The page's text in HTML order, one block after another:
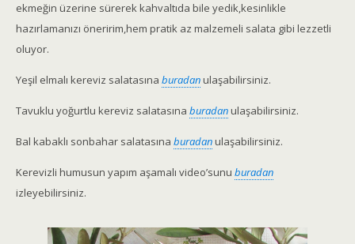
ekmeğin üzerine sürerek kahvaltıda bile yedik,kesinlikle
hazırlamanızı öneririm,hem pratik az malzemeli salata gibi lezzetli
oluyor.
Yeşil elmalı kereviz salatasına buradanulaşabilirsiniz.
Tavuklu yoğurtlu kereviz salatasına buradanulaşabilirsiniz.
Bal kabaklı sonbahar salatasına buradanulaşabilirsiniz.
Kerevizli humusun yapım aşamalı video’sunu buradan
izleyebilirsiniz.